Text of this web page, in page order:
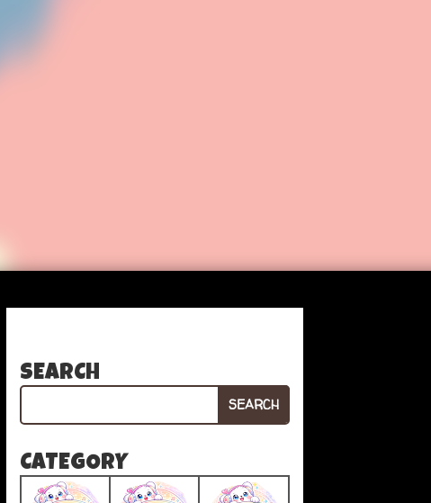
SEARCH
SEARCH
CATEGORY